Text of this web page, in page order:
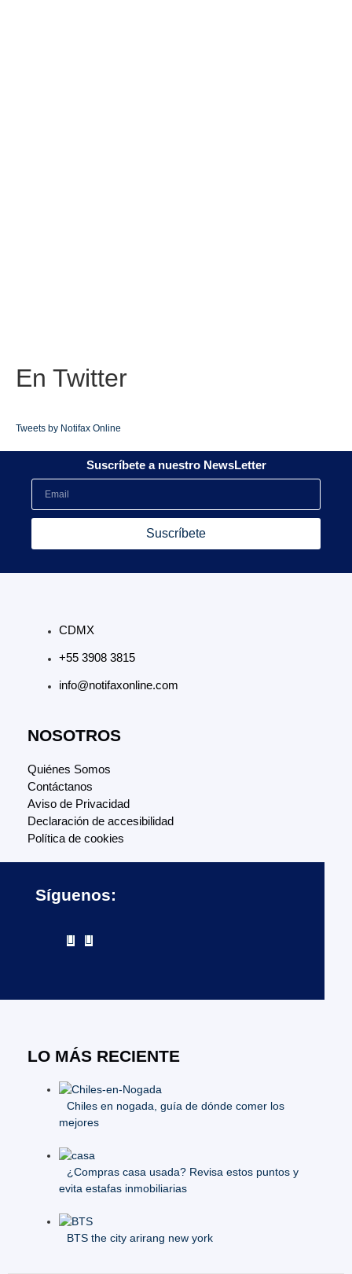
En Twitter
Tweets by Notifax Online
Suscríbete a nuestro NewsLetter
Suscríbete
CDMX
+55 3908 3815
info@notifaxonline.com
NOSOTROS
Quiénes Somos
Contáctanos
Aviso de Privacidad
Declaración de accesibilidad
Política de cookies
Síguenos:
LO MÁS RECIENTE
Chiles en nogada, guía de dónde comer los
mejores
¿Compras casa usada? Revisa estos puntos y
evita estafas inmobiliarias
BTS the city arirang new york